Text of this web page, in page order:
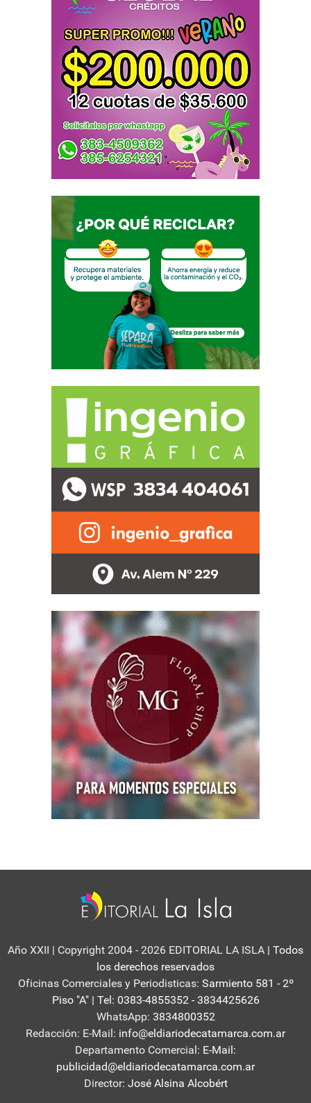
Año XXII | Copyright 2004 - 2026 EDITORIAL LA ISLA | Todos
los derechos reservados
Oficinas Comerciales y Periodisticas: Sarmiento 581 - 2º
Piso "A" | Tel: 0383-4855352 - 3834425626
WhatsApp: 3834800352
Redacción: E-Mail: info@eldiariodecatamarca.com.ar
Departamento Comercial: E-Mail:
publicidad@eldiariodecatamarca.com.ar
Director: José Alsina Alcobért